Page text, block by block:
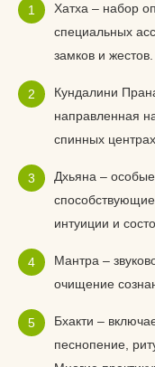
Хатха – набор
специальных
замков и жестов.
Кундалини
направленная
спинных
Дхьяна –
интуиции и
Мантра –
очищение
Бхакти –
песнопение,